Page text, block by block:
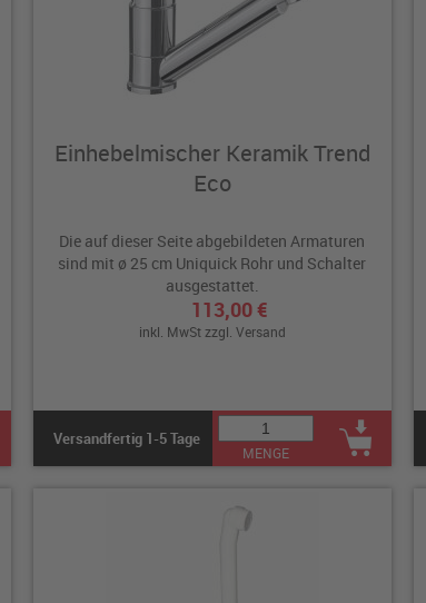
Einhebelmischer Keramik Trend
Eco
Die auf dieser Seite abgebildeten Armaturen
sind mit ø 25 cm Uniquick Rohr und Schalter
ausgestattet.
113,00 €
inkl. MwSt zzgl. Versand
Versandfertig 1-5 Tage
MENGE